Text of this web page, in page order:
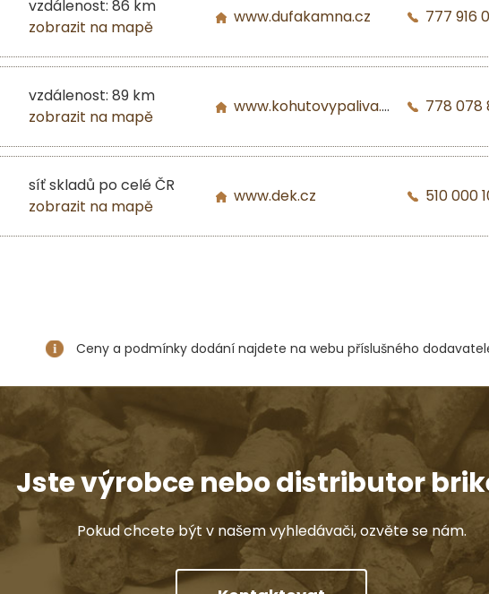
vzdálenost: 86 km
zobrazit na mapě
www.dufakamna.cz 777 916
vzdálenost: 89 km
zobrazit na mapě
www.kohutovypaliva.cz 778 078
síť skladů po celé ČR
zobrazit na mapě
www.dek.cz 510 000
Ceny a podmínky dodání najdete na webu příslušného
Jste výrobce nebo distributor
Pokud chcete být v našem vyhledávači, ozvěte se nám.